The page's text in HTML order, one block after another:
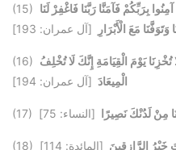
(15) بِرَبِّكُمْ فَآمَنَّا رَبَّنَا فَاغْفِرْ لَنَا
وَتَوَفَّنَا مَعَ الْأَبْرَارِ
[آل عمران: 193]
(16) يَوْمَ الْقِيَامَةِ إِنَّكَ لَا تُخْلِفُ
الْمِيعَادَ [آل عمران: 194]
(17) مِنْ لَدُنْكَ نَصِيرًا [النساء: 75]
(18) خَيْرُ الرَّازِقِينَ [المائدة: 114]